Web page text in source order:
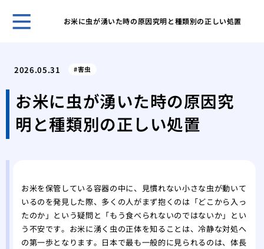
お米に虫が湧いた時の原因究明と種類別の正しい処置
虫
の
エ
ギ
2026.05.31 害虫
お米に虫が湧いた時の原因究
明と種類別の正しい処置
お米を保管している容器の中に、見慣れない小さな虫が動いて
いるのを発見した際、多くの人がまず抱くのは「どこから入っ
たのか」という疑問と「もう食べられないのではないか」とい
う不安です。お米に湧く虫の正体を知ることは、冷静な対処へ
の第一歩となります。日本で最も一般的に見られるのは、体長